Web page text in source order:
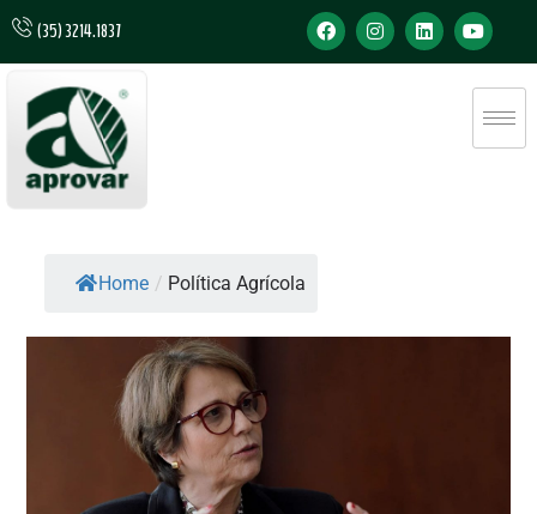
(35) 3214.1837
Home / Política Agrícola